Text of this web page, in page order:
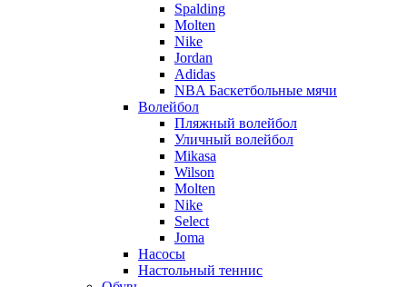
Spalding
Molten
Nike
Jordan
Adidas
NBA Баскетбольные мячи
Волейбол
Пляжный волейбол
Уличный волейбол
Mikasa
Wilson
Molten
Nike
Select
Joma
Насосы
Настольный теннис